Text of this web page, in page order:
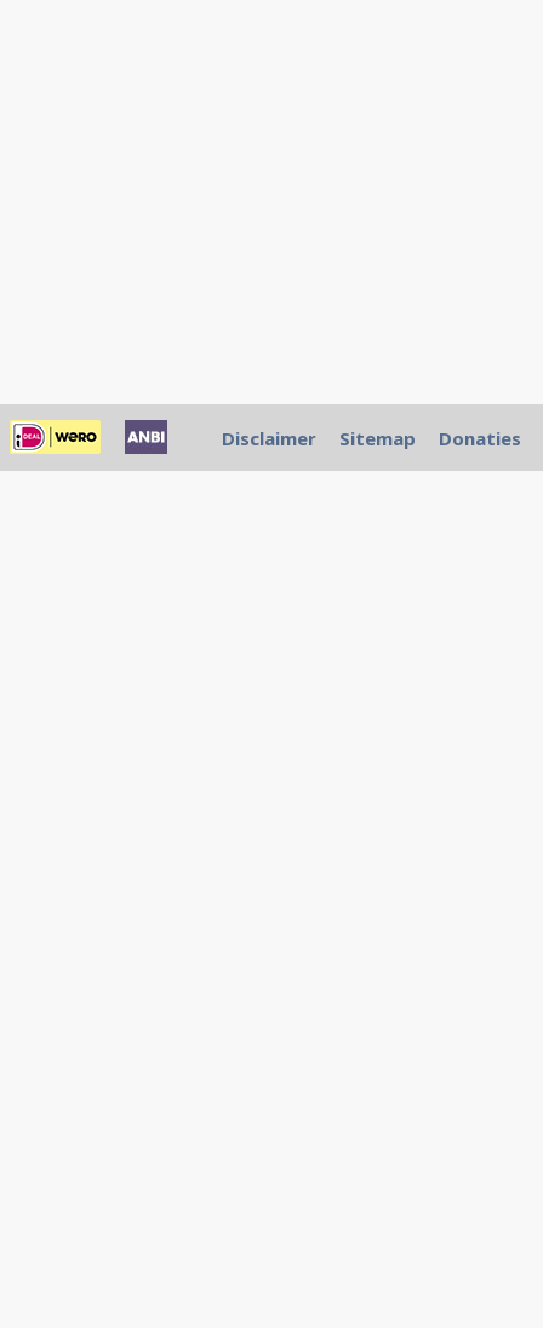
Disclaimer Sitemap Donaties